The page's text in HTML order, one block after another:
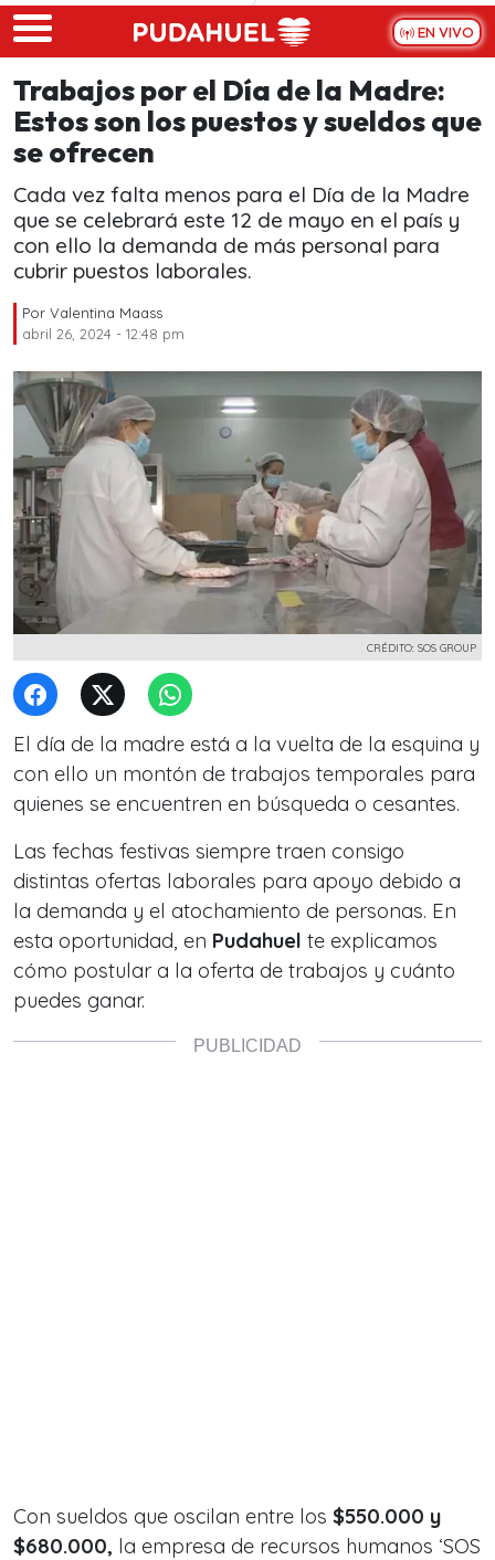
Skip to main content
EN VIVO
Trabajos por el Día de la Madre:
Estos son los puestos y sueldos que
se ofrecen
Cada vez falta menos para el Día de la Madre
que se celebrará este 12 de mayo en el país y
con ello la demanda de más personal para
cubrir puestos laborales.
Por Valentina Maass
abril 26, 2024 - 12:48 pm
CRÉDITO: SOS GROUP
El día de la madre está a la vuelta de la esquina y
con ello un montón de trabajos temporales para
quienes se encuentren en búsqueda o cesantes.
Las fechas festivas siempre traen consigo
distintas ofertas laborales para apoyo debido a
la demanda y el atochamiento de personas. En
esta oportunidad, en Pudahuel te explicamos
cómo postular a la oferta de trabajos y cuánto
puedes ganar.
Con sueldos que oscilan entre los $550.000 y
$680.000, la empresa de recursos humanos ‘SOS